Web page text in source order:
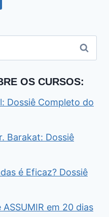
OS CURSOS:
Dossiê Completo do
Barakat: Dossiê
é Eficaz? Dossiê
em 20 dias